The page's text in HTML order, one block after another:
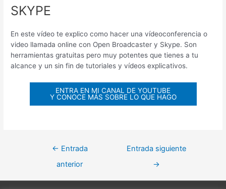
SKYPE
En este vídeo te explico como hacer una vídeoconferencia o
video llamada online con Open Broadcaster y Skype. Son
herramientas gratuitas pero muy potentes que tienes a tu
alcance y un sin fin de tutoriales y vídeos explicativos.
ENTRA EN MI CANAL DE YOUTUBE
Y CONOCE MÁS SOBRE LO QUE HAGO
← Entrada
anterior
Entrada siguiente
→